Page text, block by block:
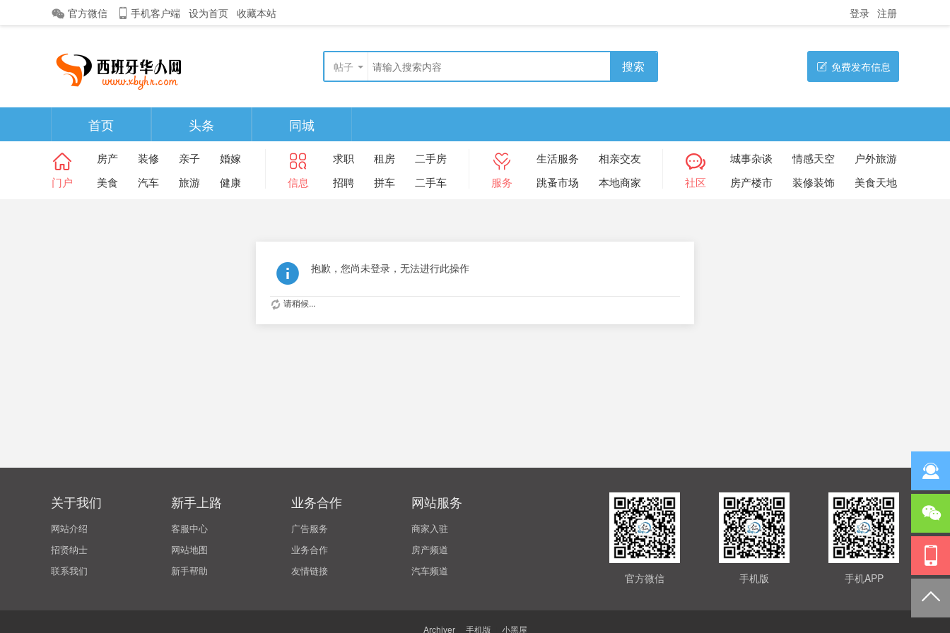
官方微信 手机客户端 设为首页 收藏本站 登录 注册
帖子 搜索 免费发布信息
首页 头条 同城
门户
房产 装修 亲子
婚嫁
美食
汽车 旅游 健康 信息
求职 租房
二手房
招聘
拼车 二手车 服务
生活服务
相亲交友
跳蚤市场
本地商家 社区
城事杂谈 情感天空
户外旅游
房产楼市
装修装饰 美食天地
抱歉，您尚未登录，无法进行此操作
请稍候...
关于我们
网站介绍
招贤纳士
联系我们
新手上路
客服中心
网站地图
新手帮助
业务合作
广告服务
业务合作
友情链接
网站服务
商家入驻
房产频道
汽车频道
手机APP
手机版
官方微信
Archiver 手机版 小黑屋